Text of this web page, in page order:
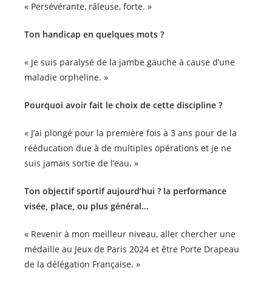
« Persévérante, râleuse, forte. »
Ton handicap en quelques mots ?
« Je suis paralysé de la jambe gauche à cause d’une
maladie orpheline. »
Pourquoi avoir fait le choix de cette discipline ?
« J’ai plongé pour la première fois à 3 ans pour de la
rééducation due à de multiples opérations et je ne
suis jamais sortie de l’eau. »
Ton objectif sportif aujourd’hui ? la performance
visée, place, ou plus général…
« Revenir à mon meilleur niveau, aller chercher une
médaille au Jeux de Paris 2024 et être Porte Drapeau
de la délégation Française. »